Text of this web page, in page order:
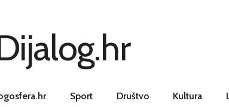
Sport Društvo Kultura